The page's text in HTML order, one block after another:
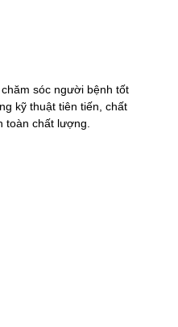
sóc người bệnh tốt
kỹ thuật tiên tiến, chất
toàn chất lượng.